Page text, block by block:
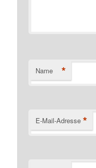
Name *
E-Mail-Adresse *